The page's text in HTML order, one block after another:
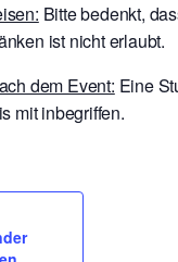
Bitte bedenkt,
ist nicht erlaubt.
dem Event: Eine
mit inbegriffen.